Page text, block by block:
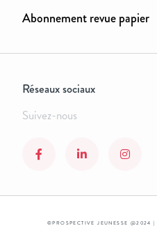
Abonnement revue papier
Réseaux sociaux
Suivez-nous
©PROSPECTIVE JEUNESSE @2024 |